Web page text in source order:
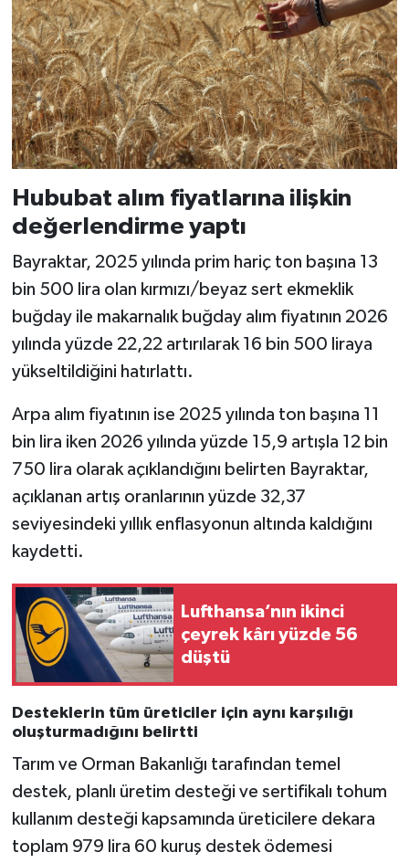
Hububat alım fiyatlarına ilişkin
değerlendirme yaptı
Bayraktar, 2025 yılında prim hariç ton başına 13
bin 500 lira olan kırmızı/beyaz sert ekmeklik
buğday ile makarnalık buğday alım fiyatının 2026
yılında yüzde 22,22 artırılarak 16 bin 500 liraya
yükseltildiğini hatırlattı.
Arpa alım fiyatının ise 2025 yılında ton başına 11
bin lira iken 2026 yılında yüzde 15,9 artışla 12 bin
750 lira olarak açıklandığını belirten Bayraktar,
açıklanan artış oranlarının yüzde 32,37
seviyesindeki yıllık enflasyonun altında kaldığını
kaydetti.
Lufthansa’nın ikinci
çeyrek kârı yüzde 56
düştü
Desteklerin tüm üreticiler için aynı karşılığı
oluşturmadığını belirtti
Tarım ve Orman Bakanlığı tarafından temel
destek, planlı üretim desteği ve sertifikalı tohum
kullanım desteği kapsamında üreticilere dekara
toplam 979 lira 60 kuruş destek ödemesi